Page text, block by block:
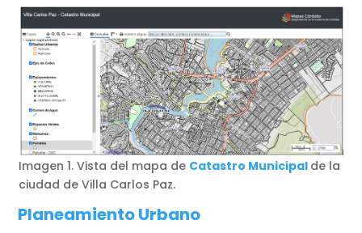
Imagen 1. Vista del mapa de Catastro Municipal de la
ciudad de Villa Carlos Paz.
Planeamiento Urbano